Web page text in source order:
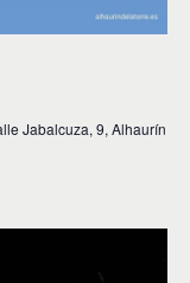
Jabalcuza, 9, Alhaurín